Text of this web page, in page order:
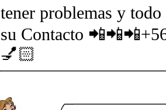
tener problemas y todo
su Contacto
💅🏻